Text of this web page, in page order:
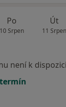
Po
10 Srpen
Út
11 Srpen
není k dispozici